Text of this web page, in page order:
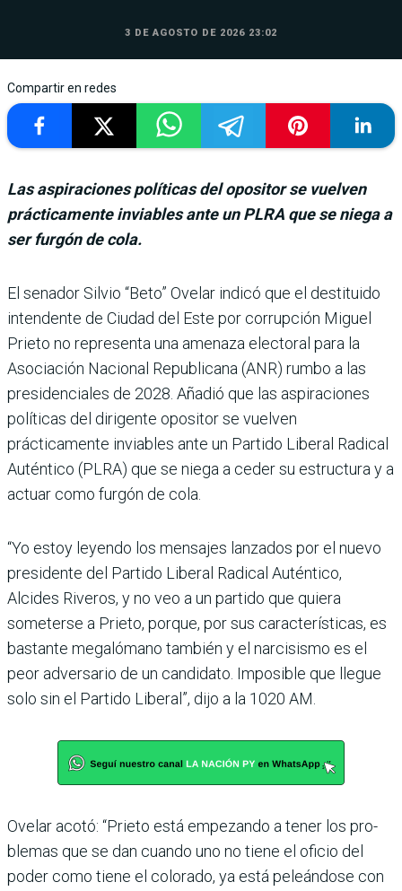
3 DE AGOSTO DE 2026 23:02
Compartir en redes
Las aspiraciones políticas del opositor se vuelven
prácticamente inviables ante un PLRA que se niega a
ser furgón de cola.
El senador Silvio “Beto” Ovelar indicó que el destituido
inten­dente de Ciudad del Este por corrupción Miguel
Prieto no representa una amenaza elec­toral para la
Asociación Nacio­nal Republicana (ANR) rumbo a las
presidenciales de 2028. Añadió que las aspiraciones
políticas del dirigente oposi­tor se vuelven
prácticamente inviables ante un Partido Libe­ral Radical
Auténtico (PLRA) que se niega a ceder su estruc­tura y a
actuar como furgón de cola.
“Yo estoy leyendo los mensa­jes lanzados por el nuevo
presi­dente del Partido Liberal Radi­cal Auténtico,
Alcides Riveros, y no veo a un partido que quiera
someterse a Prieto, porque, por sus características, es
bastante megalómano también y el nar­cisismo es el
peor adversario de un candidato. Imposible que llegue
solo sin el Partido Libe­ral”, dijo a la 1020 AM.
Ovelar acotó: “Prieto está empezando a tener los pro­
blemas que se dan cuando uno no tiene el oficio del
poder como tiene el colorado, ya está peleándose con